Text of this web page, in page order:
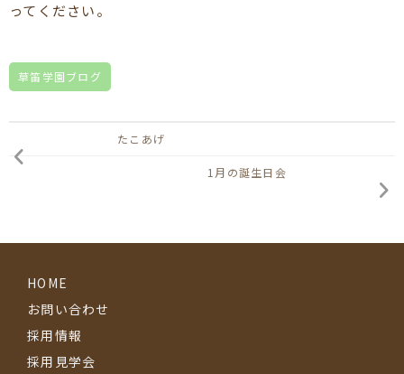
ってください。
草笛学園ブログ
たこあげ
1月の誕生日会
HOME
お問い合わせ
採用情報
採用見学会